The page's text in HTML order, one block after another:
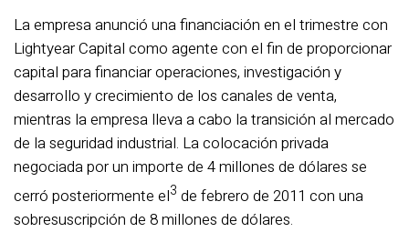
La empresa anunció una financiación en el trimestre con
Lightyear Capital como agente con el fin de proporcionar
capital para financiar operaciones, investigación y
desarrollo y crecimiento de los canales de venta,
mientras la empresa lleva a cabo la transición al mercado
de la seguridad industrial. La colocación privada
negociada por un importe de 4 millones de dólares se
cerró posteriormente el3 de febrero de 2011 con una
sobresuscripción de 8 millones de dólares.